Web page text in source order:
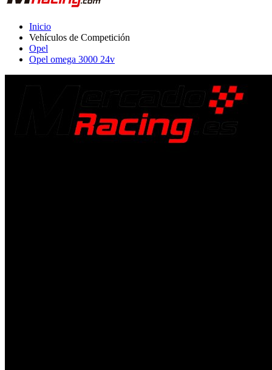
Inicio
Vehículos de Competición
Opel
Opel omega 3000 24v